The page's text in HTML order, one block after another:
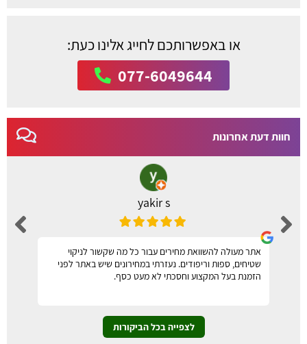
או באפשרותכם לחייג אלינו כעת:
077-6049644
חוות דעת אחרונות
yakir s
אתר מעולה להשוואת מחירים עבור כל מה שקשור לניקוי
שטיחים, ספות וריפודים. נעזרתי במחירונים שיש באתר לפני
הזמנת בעל המקצוע וחסכתי לא מעט כסף.
לצפייה בכל הביקורות